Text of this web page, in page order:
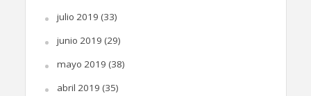
julio 2019 (33)
junio 2019 (29)
mayo 2019 (38)
abril 2019 (35)